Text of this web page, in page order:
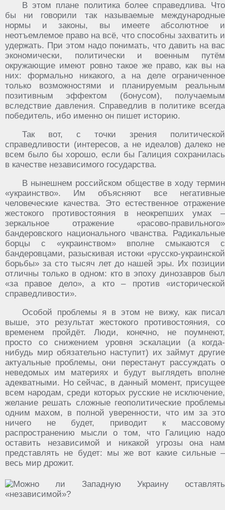
В этом плане политика более справедлива. Что
бы ни говорили так называемые международные
нормы и законы, вы имеете абсолютное и
неотъемлемое право на всё, что способны захватить и
удержать. При этом надо понимать, что давить на вас
экономически, политически и военным путём
окружающие имеют ровно такое же право, как вы на
них: формально никакого, а на деле ограниченное
только возможностями и планируемым реальным
позитивным эффектом (бонусом), получаемым
вследствие давления. Справедлив в политике всегда
победитель, ибо именно он пишет историю.
Так вот, с точки зрения политической
справедливости (интересов, а не идеалов) далеко не
всем было бы хорошо, если бы Галиция сохранилась
в качестве независимого государства.
В нынешнем российском обществе в ходу термин
«украинство». Им объясняют все негативные
человеческие качества. Это естественное отражение
жестокого противостояния в неокрепших умах –
зеркальное отражение «расово-правильного»
бандеровского национального чванства. Радикальные
борцы с «украинством» вполне смыкаются с
бандеровцами, разыскивая истоки «русско-украинской
борьбы» за сто тысяч лет до нашей эры. Их позиции
отличны только в одном: кто в эпоху динозавров был
«за правое дело», а кто – против «исторической
справедливости».
Особой проблемы я в этом не вижу, как писал
выше, это результат жестокого противостояния, со
временем пройдёт. Люди, конечно, не поумнеют,
просто со снижением уровня эскалации (а когда-
нибудь мир обязательно наступит) их займут другие
актуальные проблемы, они перестанут рассуждать о
неведомых им материях и будут выглядеть вполне
адекватными. Но сейчас, в данный момент, присущее
всем народам, среди которых русские не исключение,
желание решать сложные геополитические проблемы
одним махом, в полной уверенности, что им за это
ничего не будет, приводит к массовому
распространению мысли о том, что Галицию надо
оставить независимой и никакой угрозы она нам
представлять не будет: мы же вот какие сильные –
весь мир дрожит.